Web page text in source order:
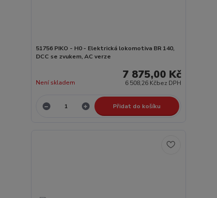
51756 PIKO - H0 - Elektrická lokomotiva BR 140,
DCC se zvukem, AC verze
7 875,00 Kč
6 508,26 Kčbez DPH
Není skladem
Přidat do košíku